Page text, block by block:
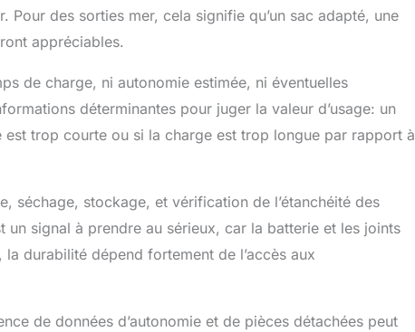
des sorties mer, cela signifie qu’un sac adapté, une
appréciables.
de charge, ni autonomie estimée, ni éventuelles
déterminantes pour juger la valeur d’usage: un
trop courte ou si la charge est trop longue par rapport à
séchage, stockage, et vérification de l’étanchéité des
signal à prendre au sérieux, car la batterie et les joints
durabilité dépend fortement de l’accès aux
de données d’autonomie et de pièces détachées peut